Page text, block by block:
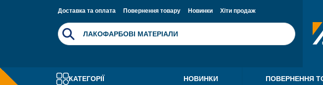
Доставка та оплата Повернення товару Новинки Хіти продаж
КАТЕГОРІЇ НОВИНКИ ПОВЕРНЕННЯ